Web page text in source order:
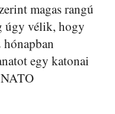
magas rangú
úgy vélik, hogy
hónapban
egy katonai